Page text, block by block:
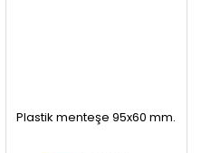
Plastik menteşe 95x60 mm.